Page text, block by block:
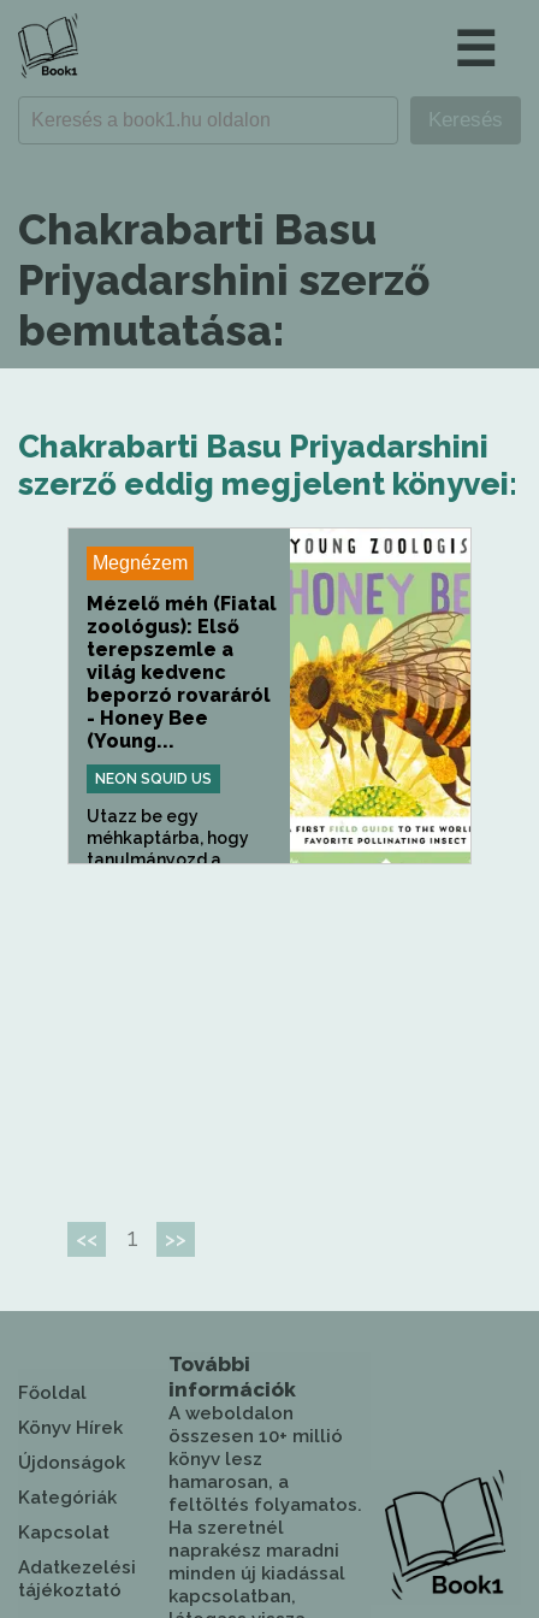
☰
Chakrabarti Basu
Priyadarshini szerző
bemutatása:
Chakrabarti Basu Priyadarshini
szerző eddig megjelent könyvei:
Megnézem
Mézelő méh (Fiatal
zoológus): Első
terepszemle a
világ kedvenc
beporzó rovaráról
- Honey Bee
(Young...
NEON SQUID US
Utazz be egy
méhkaptárba, hogy
tanulmányozd a...
<< 1 >>
Főoldal
Könyv Hírek
Újdonságok
Kategóriák
Kapcsolat
Adatkezelési
tájékoztató
További
információk
A weboldalon
összesen 10+ millió
könyv lesz
hamarosan, a
feltöltés folyamatos.
Ha szeretnél
naprakész maradni
minden új kiadással
kapcsolatban,